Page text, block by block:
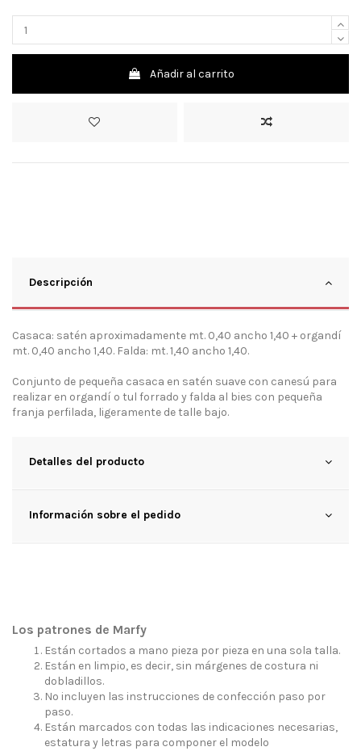
Añadir al carrito
Descripción
Casaca: satén aproximadamente mt. 0,40 ancho 1,40 + organdí
mt. 0,40 ancho 1,40. Falda: mt. 1,40 ancho 1,40.
Conjunto de pequeña casaca en satén suave con canesú para
realizar en organdí o tul forrado y falda al bies con pequeña
franja perfilada, ligeramente de talle bajo.
Detalles del producto
Información sobre el pedido
Los patrones de Marfy
Están cortados a mano pieza por pieza en una sola talla.
Están en limpio, es decir, sin márgenes de costura ni
dobladillos.
No incluyen las instrucciones de confección paso por
paso.
Están marcados con todas las indicaciones necesarias,
estatura y letras para componer el modelo